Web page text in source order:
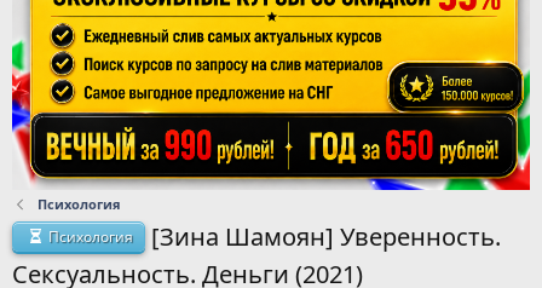
Психология
Психология
[Зина Шамоян] Уверенность.
Сексуальность. Деньги (2021)